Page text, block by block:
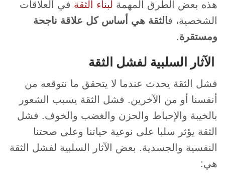
هذه بعض الطرق المهمة لبناء الثقة في العلاقات
الشخصية، فالثقة هي أساس كل علاقة ناجحة
ومستقرة.
الآثار السلبية لفشل الثقة
فشل الثقة يحدث عندما لا يتحقق ما نتوقعه من
أنفسنا أو من الآخرين. فشل الثقة يسبب الشعور
بالخيبة والإحباط والحزن والغضب والخوف. فشل
الثقة يؤثر سلبا على نوعية حياتنا وعلى صحتنا
النفسية والجسدية. بعض الآثار السلبية لفشل الثقة
هي: